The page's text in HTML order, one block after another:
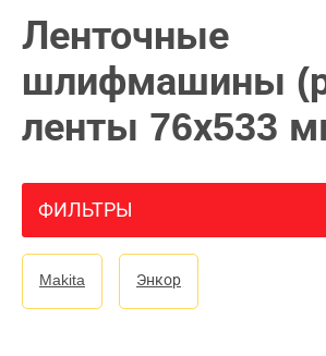
Ленточные
шлифмашины
ленты 76х533
ФИЛЬТРЫ
Makita Энкор